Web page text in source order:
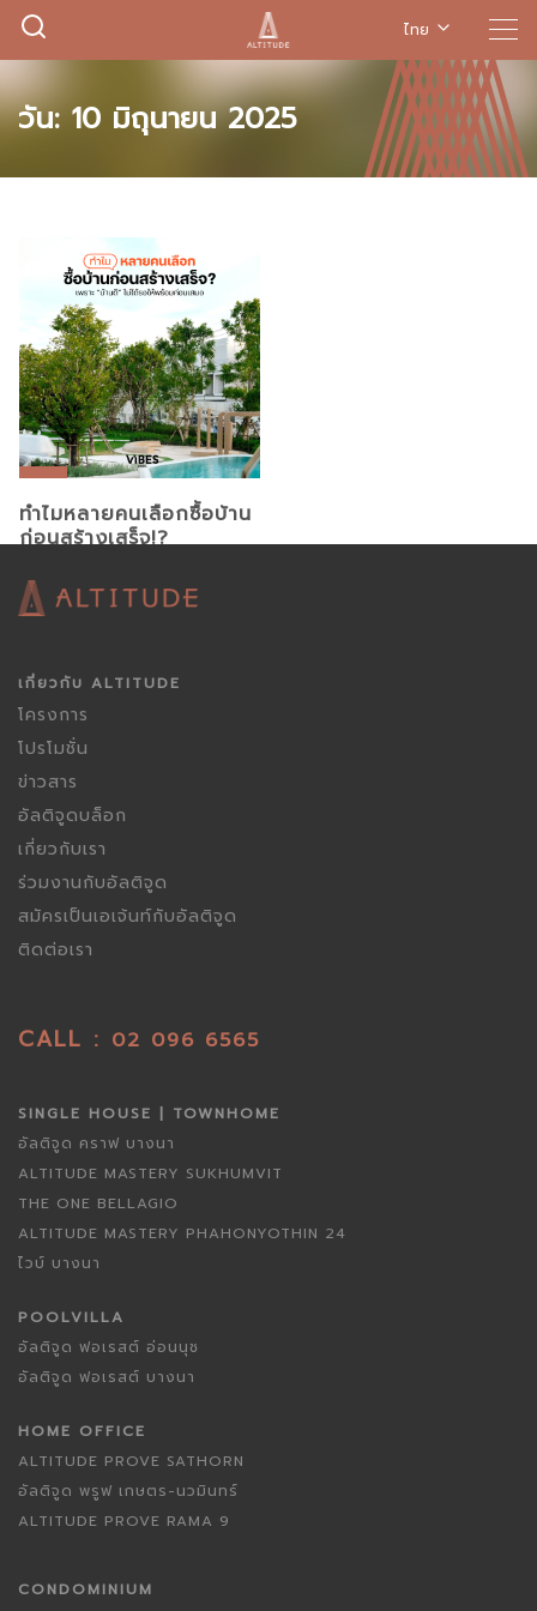
ไทย
วัน: 10 มิถุนายน 2025
ทำไมหลายคนเลือกซื้อบ้าน
ก่อนสร้างเสร็จ!?
เกี่ยวกับ ALTITUDE
โครงการ
โปรโมชั่น
ข่าวสาร
อัลติจูดบล็อก
เกี่ยวกับเรา
ร่วมงานกับอัลติจูด
สมัครเป็นเอเจ้นท์กับอัลติจูด
ติดต่อเรา
CALL : 02 096 6565
SINGLE HOUSE | TOWNHOME
อัลติจูด คราฟ บางนา
ALTITUDE MASTERY SUKHUMVIT
THE ONE BELLAGIO
ALTITUDE MASTERY PHAHONYOTHIN 24
ไวบ์ บางนา
POOLVILLA
อัลติจูด ฟอเรสต์ อ่อนนุช
อัลติจูด ฟอเรสต์ บางนา
HOME OFFICE
ALTITUDE PROVE SATHORN
อัลติจูด พรูฟ เกษตร-นวมินทร์
ALTITUDE PROVE RAMA 9
CONDOMINIUM